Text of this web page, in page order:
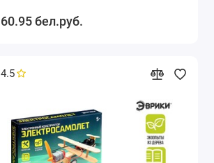
60.95 бел.руб.
4.5